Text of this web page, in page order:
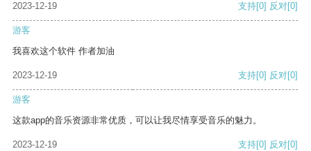
2023-12-19 支持[0] 反对[0]
游客
我喜欢这个软件 作者加油
2023-12-19 支持[0] 反对[0]
游客
这款app的音乐资源非常优质，可以让我尽情享受音乐的魅力。
2023-12-19 支持[0] 反对[0]